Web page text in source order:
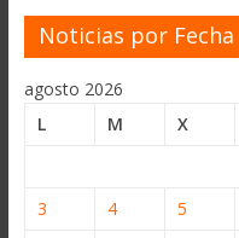
Noticias por Fecha
agosto 2026
L
M X
3
4 5